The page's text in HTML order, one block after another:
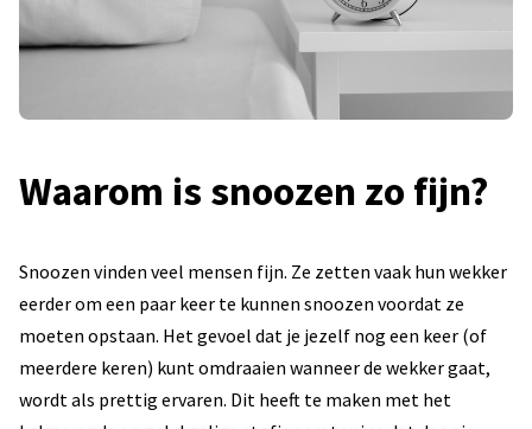
Waarom is snoozen zo fijn?
Snoozen vinden veel mensen fijn. Ze zetten vaak hun wekker
eerder om een paar keer te kunnen snoozen voordat ze
moeten opstaan. Het gevoel dat je jezelf nog een keer (of
meerdere keren) kunt omdraaien wanneer de wekker gaat,
wordt als prettig ervaren. Dit heeft te maken met het